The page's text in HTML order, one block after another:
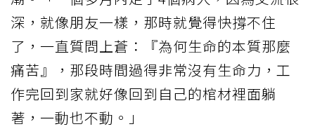
深，就像朋友一樣，那時就覺得快撐不住
了，一直質問上蒼：『為何生命的本質那麼
痛苦』，那段時間過得非常沒有生命力，工
作完回到家就好像回到自己的棺材裡面躺
著，一動也不動。」